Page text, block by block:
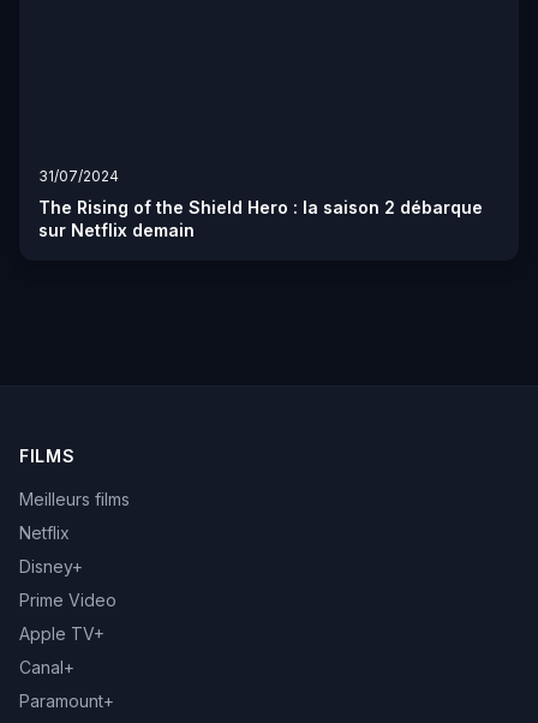
31/07/2024
The Rising of the Shield Hero : la saison 2 débarque
sur Netflix demain
FILMS
Meilleurs films
Netflix
Disney+
Prime Video
Apple TV+
Canal+
Paramount+